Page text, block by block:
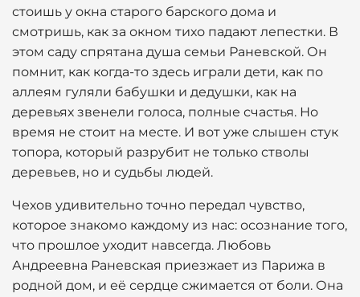
стоишь у окна старого барского дома и
смотришь, как за окном тихо падают лепестки. В
этом саду спрятана душа семьи Раневской. Он
помнит, как когда-то здесь играли дети, как по
аллеям гуляли бабушки и дедушки, как на
деревьях звенели голоса, полные счастья. Но
время не стоит на месте. И вот уже слышен стук
топора, который разрубит не только стволы
деревьев, но и судьбы людей.
Чехов удивительно точно передал чувство,
которое знакомо каждому из нас: осознание того,
что прошлое уходит навсегда. Любовь
Андреевна Раневская приезжает из Парижа в
родной дом, и её сердце сжимается от боли. Она